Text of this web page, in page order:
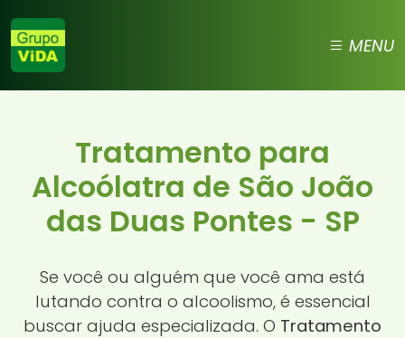
MENU
Tratamento para
Alcoólatra de São João
das Duas Pontes - SP
Se você ou alguém que você ama está
lutando contra o alcoolismo, é essencial
buscar ajuda especializada. O Tratamento